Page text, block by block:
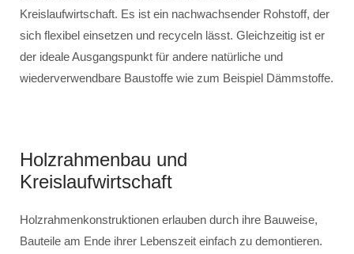
Kreislaufwirtschaft. Es ist ein nachwachsender Rohstoff, der
sich flexibel einsetzen und recyceln lässt. Gleichzeitig ist er
der ideale Ausgangspunkt für andere natürliche und
wiederverwendbare Baustoffe wie zum Beispiel Dämmstoffe.
Holzrahmenbau und
Kreislaufwirtschaft
Holzrahmenkonstruktionen erlauben durch ihre Bauweise,
Bauteile am Ende ihrer Lebenszeit einfach zu demontieren.